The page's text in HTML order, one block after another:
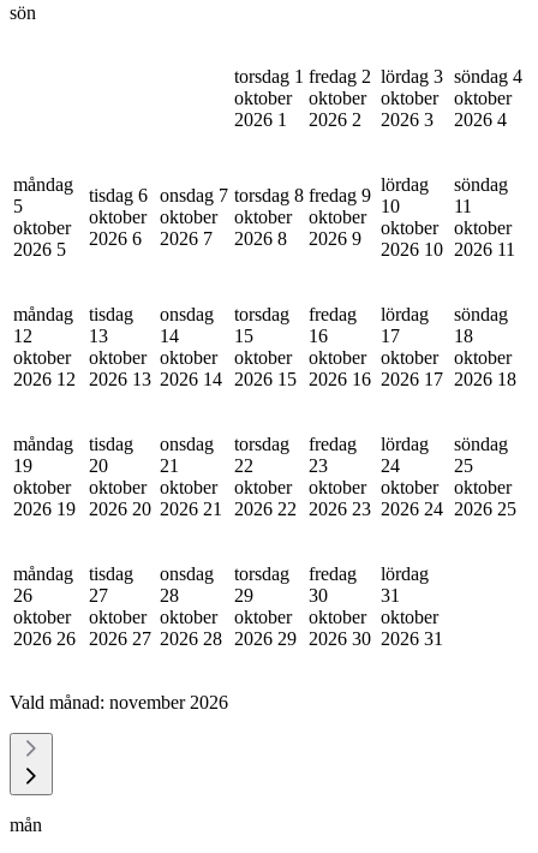
sön
torsdag 1
oktober
2026 1
fredag 2
oktober
2026 2
lördag 3
oktober
2026 3
söndag 4
oktober
2026 4
måndag
5
oktober
2026 5
tisdag 6
oktober
2026 6
onsdag 7
oktober
2026 7
torsdag 8
oktober
2026 8
fredag 9
oktober
2026 9
lördag
10
oktober
2026 10
söndag
11
oktober
2026 11
måndag
12
oktober
2026 12
tisdag
13
oktober
2026 13
onsdag
14
oktober
2026 14
torsdag
15
oktober
2026 15
fredag
16
oktober
2026 16
lördag
17
oktober
2026 17
söndag
18
oktober
2026 18
måndag
19
oktober
2026 19
tisdag
20
oktober
2026 20
onsdag
21
oktober
2026 21
torsdag
22
oktober
2026 22
fredag
23
oktober
2026 23
lördag
24
oktober
2026 24
söndag
25
oktober
2026 25
måndag
26
oktober
2026 26
tisdag
27
oktober
2026 27
onsdag
28
oktober
2026 28
torsdag
29
oktober
2026 29
fredag
30
oktober
2026 30
lördag
31
oktober
2026 31
Vald månad: november 2026
mån